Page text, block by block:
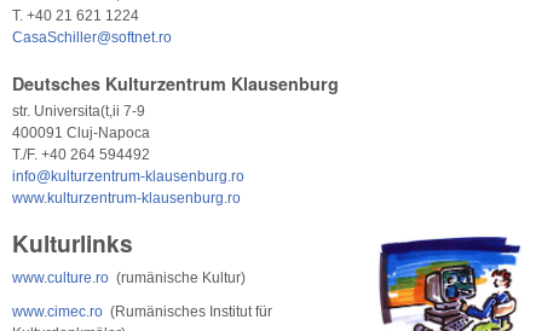
T. +40 21 621 1224
CasaSchiller@softnet.ro
Deutsches Kulturzentrum Klausenburg
str. Universita(t,ii 7-9
400091 Cluj-Napoca
T./F. +40 264 594492
info@kulturzentrum-klausenburg.ro
www.kulturzentrum-klausenburg.ro
Kulturlinks
www.culture.ro (rumänische Kultur)
www.cimec.ro (Rumänisches Institut für